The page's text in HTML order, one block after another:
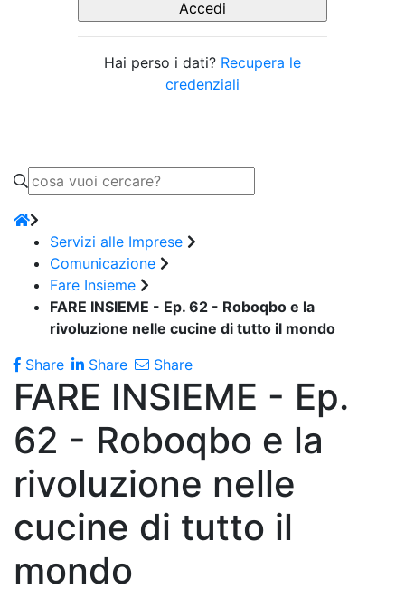
Hai perso i dati? Recupera le
credenziali
Servizi alle Imprese
Comunicazione
Fare Insieme
FARE INSIEME - Ep. 62 - Roboqbo e la
rivoluzione nelle cucine di tutto il mondo
Share
Share Share
FARE INSIEME - Ep.
62 - Roboqbo e la
rivoluzione nelle
cucine di tutto il
mondo